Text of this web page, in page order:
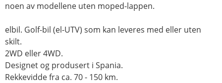
noen av modellene uten moped-lappen.
elbil. Golf-bil (el-UTV) som kan leveres med eller uten
skilt.
2WD eller 4WD.
Designet og produsert i Spania.
Rekkevidde fra ca. 70 - 150 km.